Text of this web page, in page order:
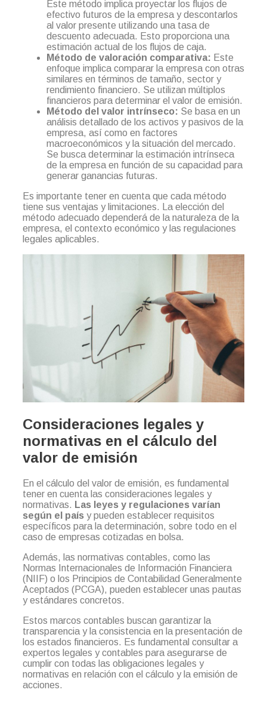
Este método implica proyectar los flujos de
efectivo futuros de la empresa y descontarlos
al valor presente utilizando una tasa de
descuento adecuada. Esto proporciona una
estimación actual de los flujos de caja.
Método de valoración comparativa: Este
enfoque implica comparar la empresa con otras
similares en términos de tamaño, sector y
rendimiento financiero. Se utilizan múltiplos
financieros para determinar el valor de emisión.
Método del valor intrínseco: Se basa en un
análisis detallado de los activos y pasivos de la
empresa, así como en factores
macroeconómicos y la situación del mercado.
Se busca determinar la estimación intrínseca
de la empresa en función de su capacidad para
generar ganancias futuras.
Es importante tener en cuenta que cada método
tiene sus ventajas y limitaciones. La elección del
método adecuado dependerá de la naturaleza de la
empresa, el contexto económico y las regulaciones
legales aplicables.
Consideraciones legales y
normativas en el cálculo del
valor de emisión
En el cálculo del valor de emisión, es fundamental
tener en cuenta las consideraciones legales y
normativas. Las leyes y regulaciones varían
según el país y pueden establecer requisitos
específicos para la determinación, sobre todo en el
caso de empresas cotizadas en bolsa.
Además, las normativas contables, como las
Normas Internacionales de Información Financiera
(NIIF) o los Principios de Contabilidad Generalmente
Aceptados (PCGA), pueden establecer unas pautas
y estándares concretos.
Estos marcos contables buscan garantizar la
transparencia y la consistencia en la presentación de
los estados financieros. Es fundamental consultar a
expertos legales y contables para asegurarse de
cumplir con todas las obligaciones legales y
normativas en relación con el cálculo y la emisión de
acciones.